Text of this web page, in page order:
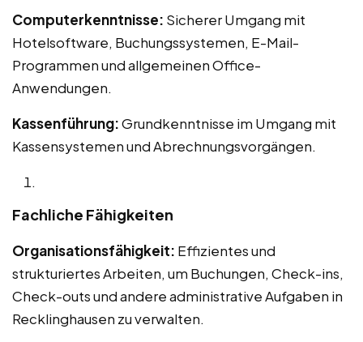
Computerkenntnisse: Sicherer Umgang mit
Hotelsoftware, Buchungssystemen, E-Mail-
Programmen und allgemeinen Office-
Anwendungen.
Kassenführung:Grundkenntnisse im Umgang mit
Kassensystemen und Abrechnungsvorgängen.
Fachliche Fähigkeiten
Organisationsfähigkeit: Effizientes und
strukturiertes Arbeiten, um Buchungen, Check-ins,
Check-outs und andere administrative Aufgaben in
Recklinghausen zu verwalten.